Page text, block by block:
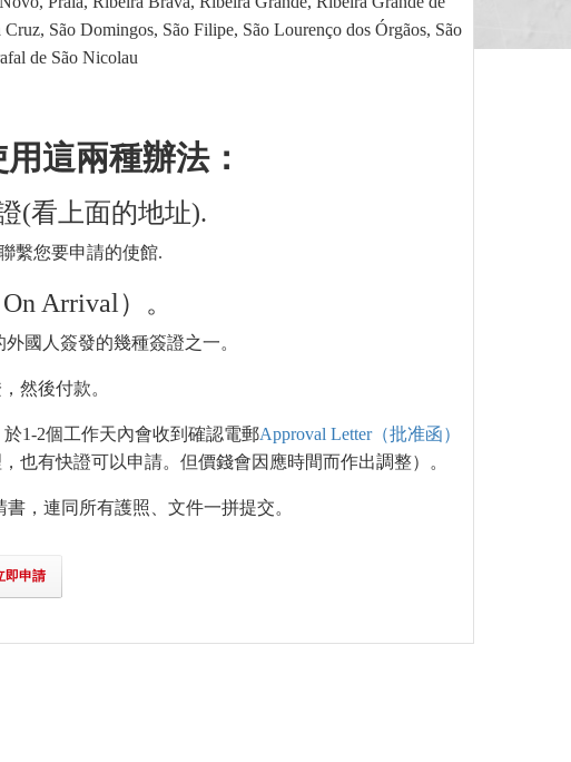
São Domingos, São Filipe, São Lourenço dos Órgãos, São
de São Nicolau
這兩種辦法：
(看上面的地址).
繫您要申請的使館.
On Arrival）。
國人簽發的幾種簽證之一。
然後付款。
1-2個工作天內會收到確認電郵Approval Letter（批准函）
也有快證可以申請。但價錢會因應時間而作出調整）。
，連同所有護照、文件一拼提交。
即申請